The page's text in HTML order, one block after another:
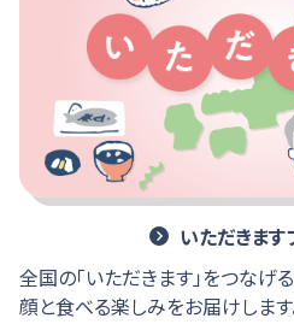
いただきます
全国の「いただきます」をつなげ
顔と食べる楽しみをお届けします